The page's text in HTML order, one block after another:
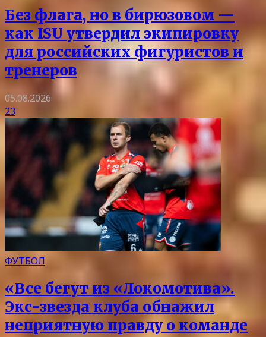
Без флага, но в бирюзовом —
как ISU утвердил экипировку
для российских фигуристов и
тренеров
05.08.2026
23
ФУТБОЛ
«Все бегут из «Локомотива».
Экс-звезда клуба обнажил
неприятную правду о команде